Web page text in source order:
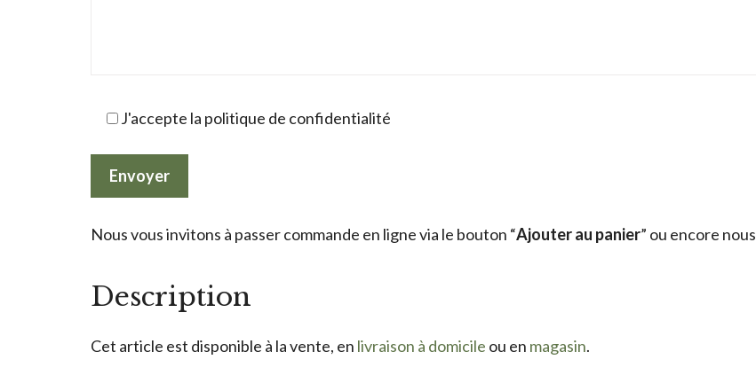
J'accepte la politique de confidentialité
Nous vous invitons à passer commande en ligne via le bouton “Ajouter au panier” ou encore nous
Description
Cet article est disponible à la vente, en livraison à domicile ou en magasin.